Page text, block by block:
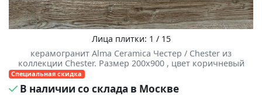
Лица плитки: 1 / 15
керамогранит Alma Ceramica Честер / Chester из
коллекции Chester. Размер 200x900 , цвет коричневый
Специальная скидка
В наличии со склада в Москве